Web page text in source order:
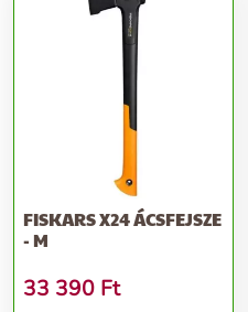
FISKARS X24 ÁCSFEJSZE
- M
33 390 Ft